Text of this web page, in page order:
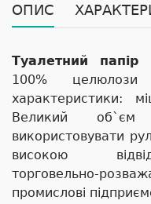
ОПИС
Туалетний папір
100% целюлози
характеристики:
Великий
використовувати
високою
торговельно-
промислові